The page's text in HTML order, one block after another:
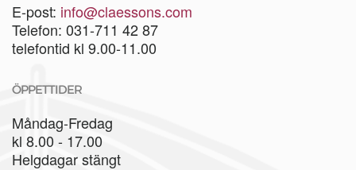
E-post: info@claessons.com
Telefon: 031-711 42 87
telefontid kl 9.00-11.00
ÖPPETTIDER
Måndag-Fredag
kl 8.00 - 17.00
Helgdagar stängt